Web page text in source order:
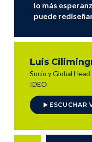
lo más
puede
Luis
Socio y Global
IDEO
ESCUCHAR